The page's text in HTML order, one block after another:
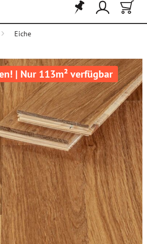
Eiche
| Nur 113m² verfügbar